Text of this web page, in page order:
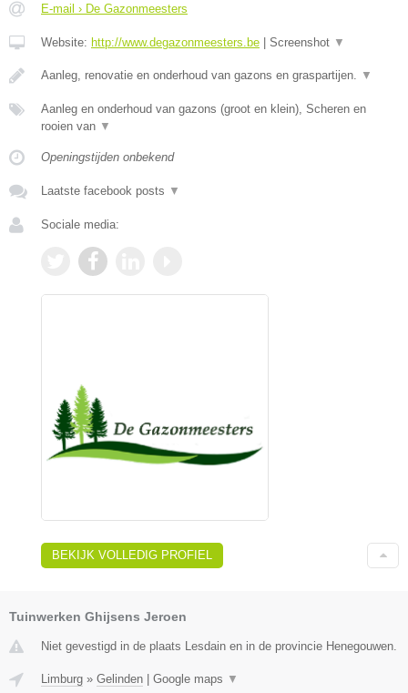
E-mail › De Gazonmeesters
Website: http://www.degazonmeesters.be Screenshot ▼
Aanleg, renovatie en onderhoud van gazons en graspartijen. ▼
Aanleg en onderhoud van gazons (groot en klein), Scheren en
rooien van ▼
Openingstijden onbekend
Laatste facebook posts ▼
Sociale media:
BEKIJK VOLLEDIG PROFIEL
Tuinwerken Ghijsens Jeroen
Niet gevestigd in de plaats Lesdain en in de provincie Henegouwen.
Limburg » Gelinden Google maps ▼